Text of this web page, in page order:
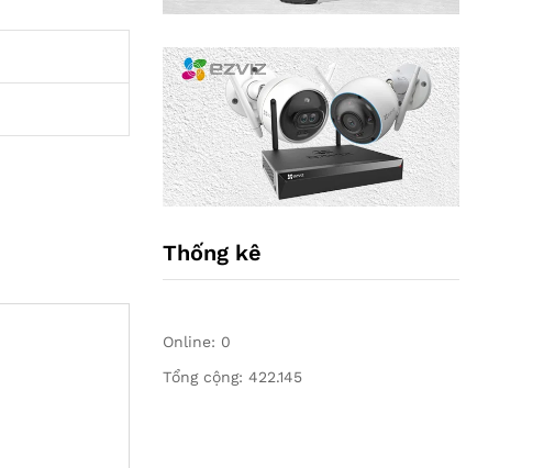
Thống kê
Online: 0
Tổng cộng: 422.145